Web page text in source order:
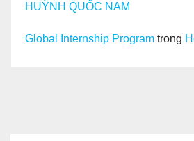
HUỲNH QUỐC NAM
Global Internship Program trong